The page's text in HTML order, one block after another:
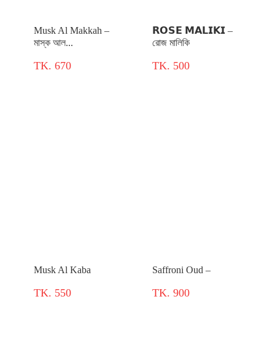
Musk Al Makkah –
মাস্ক আল...
TK. 670
𝗥𝗢𝗦𝗘 𝗠𝗔𝗟𝗜𝗞𝗜 –
রোজ মালিকি
TK. 500
Musk Al Kaba
TK. 550
Saffroni Oud –
TK. 900